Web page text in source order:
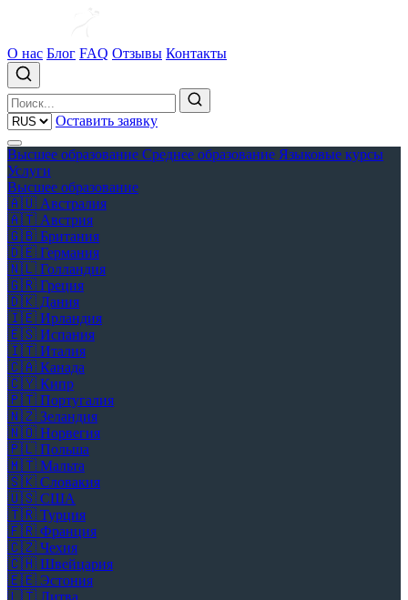
О нас Блог FAQ Отзывы Контакты
Оставить заявку
Высшее образование Среднее образование Языковые курсы
Услуги
Высшее образование
🇦🇺 Австралия
🇦🇹 Австрия
🇬🇧 Британия
🇩🇪 Германия
🇳🇱 Голландия
🇬🇷 Греция
🇩🇰 Дания
🇮🇪 Ирландия
🇪🇸 Испания
🇮🇹 Италия
🇨🇦 Канада
🇨🇾 Кипр
🇵🇹 Португалия
🇳🇿 Зеландия
🇳🇴 Норвегия
🇵🇱 Польша
🇲🇹 Мальта
🇸🇰 Словакия
🇺🇸 США
🇹🇷 Турция
🇫🇷 Франция
🇨🇿 Чехия
🇨🇭 Швейцария
🇪🇪 Эстония
🇱🇹 Литва